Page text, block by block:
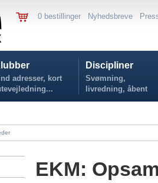
0 bestillinger Nyhedsbreve
adresser, kort
Discipliner
Svømning,
livredning, åbent
vand...
EKM: